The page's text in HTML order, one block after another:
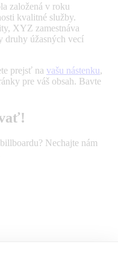
založená v roku
kvalitné služby.
XYZ zamestnáva
druhy úžasných vecí
prejsť na vašu nástenku,
pre váš obsah. Bavte
Nechajte nám